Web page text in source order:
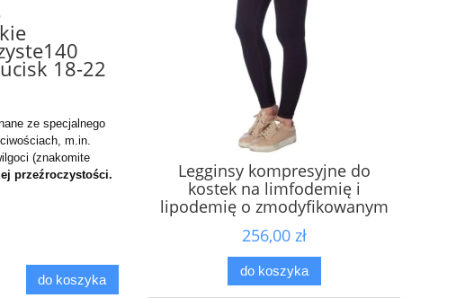
18-22
ze specjalnego
m.in.
(znakomite
przeźroczystości.
do koszyka
Legginsy kompresyjne do
kostek na limfodemię i
lipodemię o zmodyfikowanym
splocie wysokiej II klasy
kompresji - ucisk 25-30mmHg
- czarne - CzSalus
256,00 zł
do koszyka